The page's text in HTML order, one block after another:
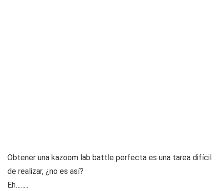
Obtener una kazoom lab battle perfecta es una tarea difícil
de realizar, ¿no es así?
Eh……..